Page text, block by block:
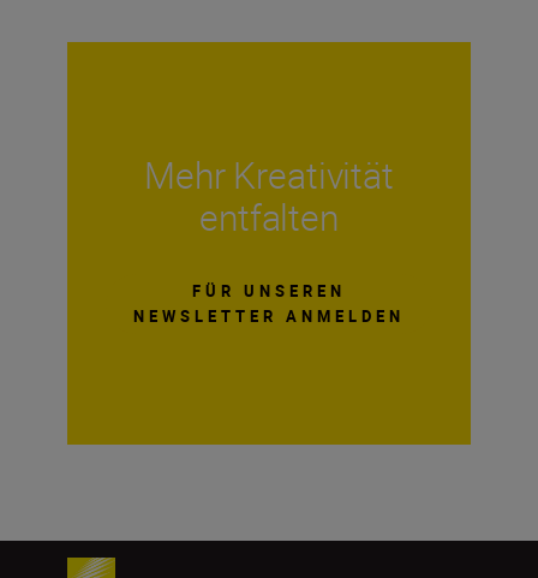
Mehr Kreativität
entfalten
FÜR UNSEREN
NEWSLETTER ANMELDEN